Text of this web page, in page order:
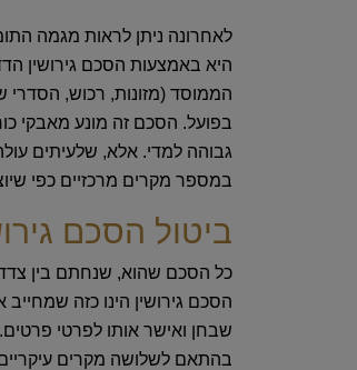
לאחרונה ניתן לראות מגמה
היא באמצעות הסכם גירושין
הממוסד (מזונות, רכוש, הסדרי
בפועל. הסכם זה מונע מאבקי
גבוהה למדי. אלא, שלעיתים
במספר מקרים מרכזיים כפי
ביטול הסכם
כל הסכם שהוא, שנחתם בין
הסכם גירושין הינו כזה
שבחן ואישר אותו לפרטי
בהתאם לשלושה מקרים